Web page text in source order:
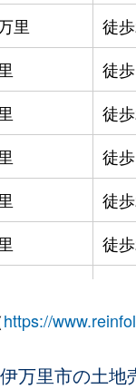
里 徒
徒
徒
徒
徒
徒
徒
佐賀) 徒
https://
伊万里市の土地